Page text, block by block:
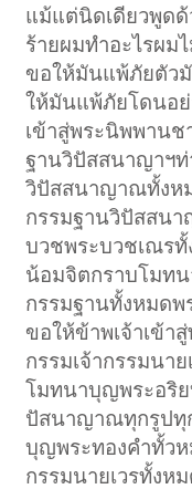
แม้แต่นิดเดียวพูด
ร้ายผมทำอะไรผม
ขอให้มันแพ้ภัยตัวมั
ให้มันแพ้ภัยโดนอ
เข้าสู่พระนิพพาน
ฐานวิปัสสนาญาฯ
วิปัสสนาญาณทั้งห
กรรมฐานวิปัสสน
บวชพระบวชเณร
น้อมจิตกราบโมท
กรรมฐานทั้งหมด
ขอให้ข้าพเจ้าเข้า
กรรมเจ้ากรรมนา
โมทนาบุญพระอริ
ปัสนาญาณทุกรูปทุ
บุญพระทองคำทั้วห
กรรมนายเวรทั้ง